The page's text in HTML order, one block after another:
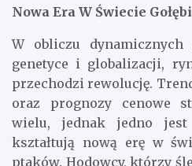
Nowa Era W Świecie
W obliczu
genetyce i globalizacji,
przechodzi rewolucję.
oraz prognozy cenowe
wielu, jednak jedno
kształtują nową erę w
ptaków. Hodowcy, którzy